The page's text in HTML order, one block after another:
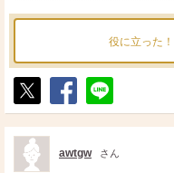
役に立った！
ポ
ス
ト
シ
ェ
送
る
awtgw さん